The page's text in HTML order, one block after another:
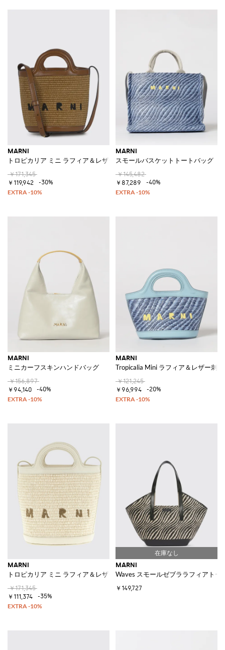
MARNI
トロピカリア ミニ ラフィア＆レザーバッグ
￥171,345
￥119,942
-30%
MARNI
スモールバスケットトートバッグ
￥145,482
￥87,289
-40%
MARNI
ミニカーフスキンハンドバッグ
￥156,897
￥94,140
-40%
MARNI
Tropicalia Mini ラフィア＆レザー刺
￥121,245
￥96,994
-20%
MARNI
トロピカリア ミニ ラフィア＆レザーバッグ
￥171,345
￥111,374
-35%
MARNI
Waves スモールゼブララフィアトー
￥149,727